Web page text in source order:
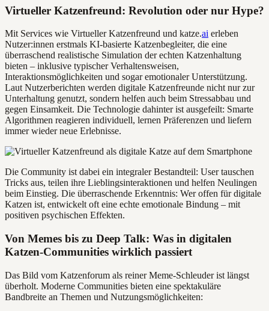
Virtueller Katzenfreund: Revolution oder nur Hype?
Mit Services wie Virtueller Katzenfreund und katze.ai erleben
Nutzer:innen erstmals KI-basierte Katzenbegleiter, die eine
überraschend realistische Simulation der echten Katzenhaltung
bieten – inklusive typischer Verhaltensweisen,
Interaktionsmöglichkeiten und sogar emotionaler Unterstützung.
Laut Nutzerberichten werden digitale Katzenfreunde nicht nur zur
Unterhaltung genutzt, sondern helfen auch beim Stressabbau und
gegen Einsamkeit. Die Technologie dahinter ist ausgefeilt: Smarte
Algorithmen reagieren individuell, lernen Präferenzen und liefern
immer wieder neue Erlebnisse.
Die Community ist dabei ein integraler Bestandteil: User tauschen
Tricks aus, teilen ihre Lieblingsinteraktionen und helfen Neulingen
beim Einstieg. Die überraschende Erkenntnis: Wer offen für digitale
Katzen ist, entwickelt oft eine echte emotionale Bindung – mit
positiven psychischen Effekten.
Von Memes bis zu Deep Talk: Was in digitalen
Katzen-Communities wirklich passiert
Das Bild vom Katzenforum als reiner Meme-Schleuder ist längst
überholt. Moderne Communities bieten eine spektakuläre
Bandbreite an Themen und Nutzungsmöglichkeiten: